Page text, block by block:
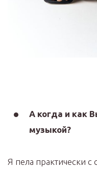
А когда и как
музыкой?
Я пела практически